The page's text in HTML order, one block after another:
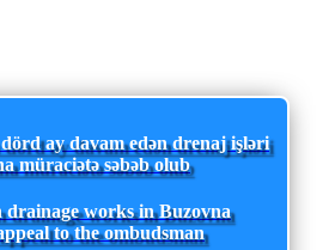
ay davam edən drenaj işləri
müraciətə səbəb olub
drainage works in Buzovna
to the ombudsman